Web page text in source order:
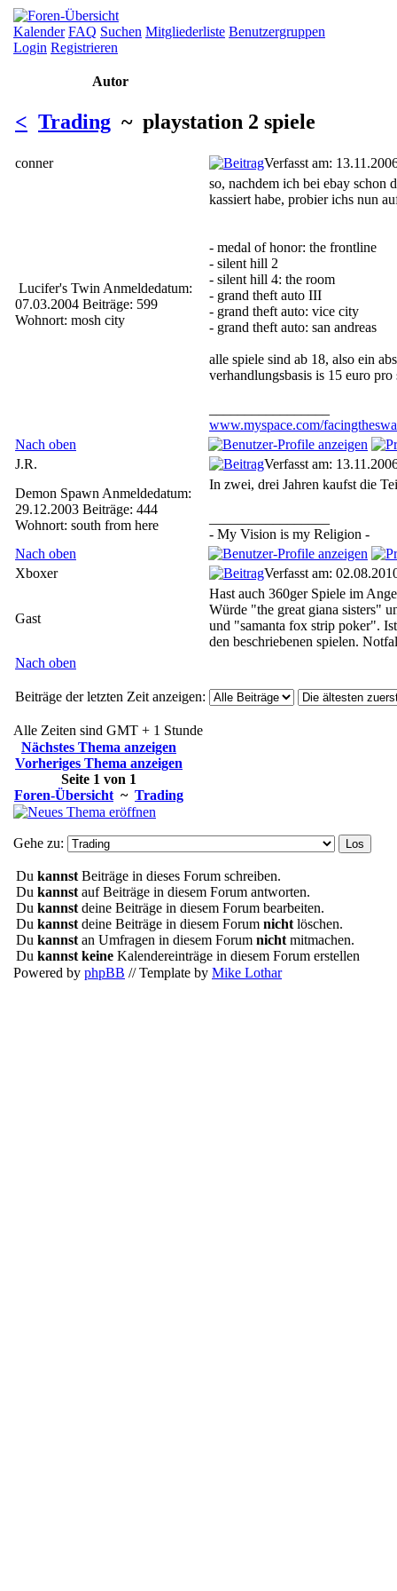
Kalender FAQ Suchen Mitgliederliste Benutzergruppen
Login Registrieren
Autor
< Trading ~ playstation 2 spiele
conner Verfasst am:
Lucifer's Twin Anmeldedatum:
07.03.2004 Beiträge: 599
Wohnort: mosh city
so, nachdem ich bei ebay schon
kassiert habe, probier ichs nun
- medal of honor: the frontline
- silent hill 2
- silent hill 4: the room
- grand theft auto III
- grand theft auto: vice city
- grand theft auto: san andreas
alle spiele sind ab 18, also ein
verhandlungsbasis is 15 euro pro
www.myspace.com/
Nach oben
J.R.
Verfasst am:
Demon Spawn Anmeldedatum:
29.12.2003 Beiträge: 444
Wohnort: south from here
In zwei, drei Jahren kaufst die
- My Vision is my Religion -
Nach oben
Xboxer
Verfasst am:
Gast
Hast auch 360ger Spiele im
Würde "the great giana sisters"
und "samanta fox strip poker".
den beschriebenen spielen.
Nach oben
Beiträge der letzten Zeit anzeigen:
Alle Zeiten sind GMT + 1 Stunde
Nächstes Thema anzeigen
Vorheriges Thema anzeigen
Seite 1 von 1
Foren-Übersicht ~ Trading
Gehe zu:
Du kannst Beiträge in dieses Forum schreiben.
Du kannst auf Beiträge in diesem Forum antworten.
Du kannst deine Beiträge in diesem Forum bearbeiten.
Du kannst deine Beiträge in diesem Forum nicht löschen.
Du kannst an Umfragen in diesem Forum nicht mitmachen.
Du kannst keine Kalendereinträge in diesem Forum erstellen
Powered by phpBB // Template by Mike Lothar